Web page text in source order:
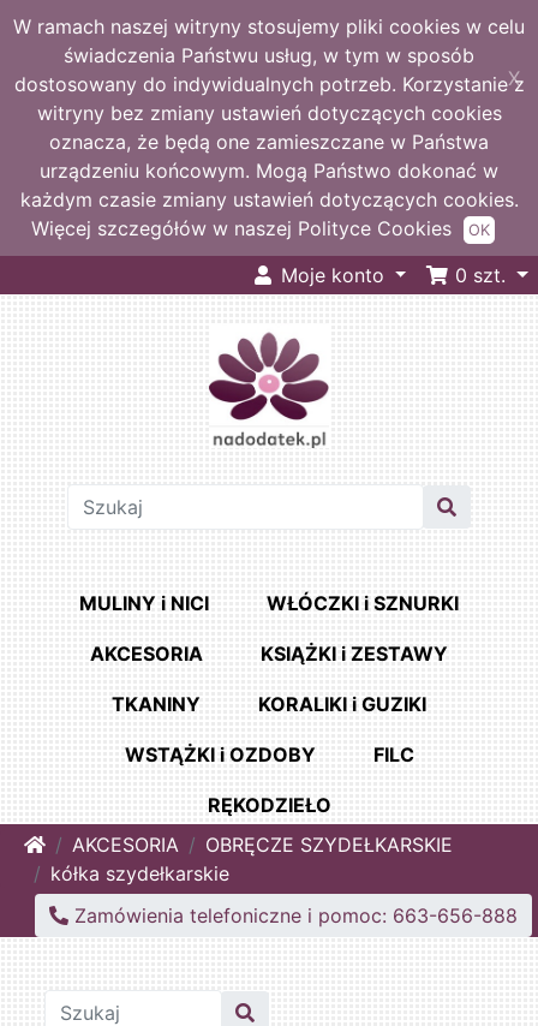
W ramach naszej witryny stosujemy pliki cookies w celu
świadczenia Państwu usług, w tym w sposób
dostosowany do indywidualnych potrzeb. Korzystanie z
witryny bez zmiany ustawień dotyczących cookies
oznacza, że będą one zamieszczane w Państwa
urządzeniu końcowym. Mogą Państwo dokonać w
każdym czasie zmiany ustawień dotyczących cookies.
Więcej szczegółów w naszej Polityce Cookies
X
OK
Moje konto 0 szt.
MULINY i NICI WŁÓCZKI i SZNURKI
AKCESORIA KSIĄŻKI i ZESTAWY
TKANINY KORALIKI i GUZIKI
WSTĄŻKI i OZDOBY FILC
RĘKODZIEŁO
HomeAKCESORIA
OBRĘCZE SZYDEŁKARSKIE
kółka szydełkarskie
Zamówienia telefoniczne i pomoc: 663-656-888